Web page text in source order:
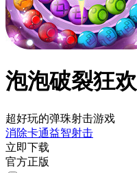
泡泡破裂狂欢
超好玩的弹珠射击游戏
消除卡通益智射击
立即下载
官方正版